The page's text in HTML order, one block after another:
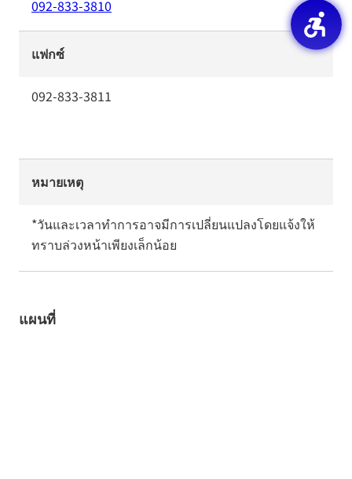
092-833-3810
แฟกซ์
092-833-3811
หมายเหตุ
*วันและเวลาทำการอาจมีการเปลี่ยนแปลงโดยแจ้งให้
ทราบล่วงหน้าเพียงเล็กน้อย
แผนที่